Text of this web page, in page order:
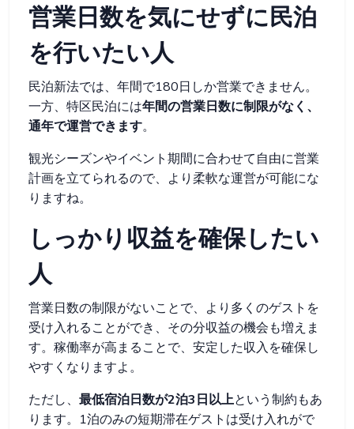
営業日数を気にせずに民泊
を行いたい人
民泊新法では、年間で180日しか営業できません。
一方、特区民泊には年間の営業日数に制限がなく、
通年で運営できます。
観光シーズンやイベント期間に合わせて自由に営業
計画を立てられるので、より柔軟な運営が可能にな
りますね。
しっかり収益を確保したい
人
営業日数の制限がないことで、より多くのゲストを
受け入れることができ、その分収益の機会も増えま
す。稼働率が高まることで、安定した収入を確保し
やすくなりますよ。
ただし、 最低宿泊日数が2泊3日以上という制約もあ
ります。1泊のみの短期滞在ゲストは受け入れがで